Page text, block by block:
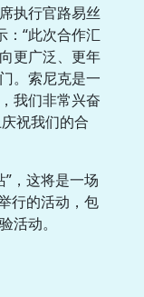
执行官路易丝
：“此次合作汇
更广泛、更年
。索尼克是一
我们非常兴奋
祝我们的合
，这将是一场
行的活动，包
活动。